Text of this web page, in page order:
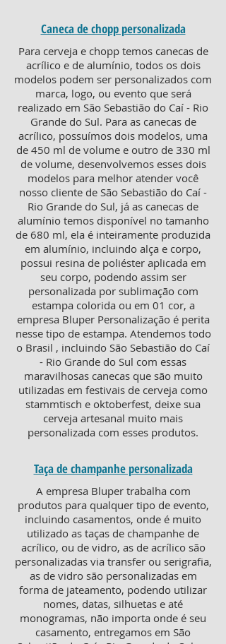
Caneca de chopp personalizada
Para cerveja e chopp temos canecas de
acrílico e de alumínio, todos os dois
modelos podem ser personalizados com
marca, logo, ou evento que será
realizado em São Sebastião do Caí - Rio
Grande do Sul. Para as canecas de
acrílico, possuímos dois modelos, uma
de 450 ml de volume e outro de 330 ml
de volume, desenvolvemos esses dois
modelos para melhor atender você
nosso cliente de São Sebastião do Caí -
Rio Grande do Sul, já as canecas de
alumínio temos disponível no tamanho
de 680 ml, ela é inteiramente produzida
em alumínio, incluindo alça e corpo,
possui resina de poliéster aplicada em
seu corpo, podendo assim ser
personalizada por sublimação com
estampa colorida ou em 01 cor, a
empresa Bluper Personalização é perita
nesse tipo de estampa. Atendemos todo
o Brasil , incluindo São Sebastião do Caí
- Rio Grande do Sul com essas
maravilhosas canecas que são muito
utilizadas em festivais de cerveja como
stammtisch e oktoberfest, deixe sua
cerveja artesanal muito mais
personalizada com esses produtos.
Taça de champanhe personalizada
A empresa Bluper trabalha com
produtos para qualquer tipo de evento,
incluindo casamentos, onde é muito
utilizado as taças de champanhe de
acrílico, ou de vidro, as de acrílico são
personalizadas via transfer ou serigrafia,
as de vidro são personalizadas em
forma de jateamento, podendo utilizar
nomes, datas, silhuetas e até
monogramas, não importa onde é seu
casamento, entregamos em São